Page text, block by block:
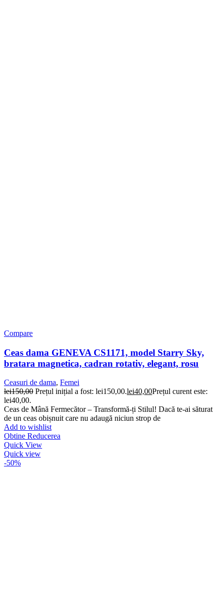
Compare
Ceas dama GENEVA CS1171, model Starry Sky,
bratara magnetica, cadran rotativ, elegant, rosu
Ceasuri de dama, Femei
lei150,00 Prețul inițial a fost: lei150,00.lei40,00Prețul curent este:
lei40,00.
Ceas de Mână Fermecător – Transformă-ți Stilul! Dacă te-ai săturat
de un ceas obișnuit care nu adaugă niciun strop de
Add to wishlist
Obtine Reducerea
Quick View
Quick view
-50%